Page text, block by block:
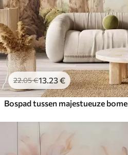
22.05€13 .23€